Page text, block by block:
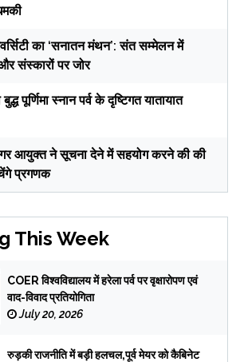
का ‘सनातन मंथन’: संत सम्मेलन में
संस्कारों पर जोर
पूर्णिमा स्नान पर्व के दृष्टिगत यातायात
आयुक्त ने सूचना देने में सहयोग करने की की
प्रगणक
This Week
COER विश्वविद्यालय में हरेला पर्व पर वृक्षारोपण एवं
वाद-विवाद प्रतियोगिता
July 20, 2026
रुड़की राजनीति में बड़ी हलचल,पूर्व मेयर को कैबिनेट